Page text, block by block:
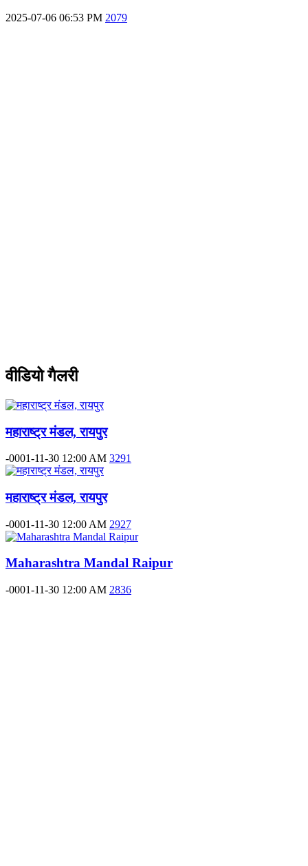
2025-07-06 06:53 PM 2079
वीडियो गैलरी
महाराष्ट्र मंडल, रायपुर
-0001-11-30 12:00 AM 3291
महाराष्ट्र मंडल, रायपुर
-0001-11-30 12:00 AM 2927
Maharashtra Mandal Raipur
-0001-11-30 12:00 AM 2836